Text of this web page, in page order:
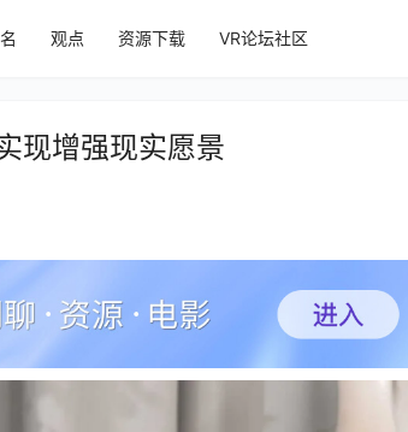
观点 资源下载 VR论坛社区
现增强现实愿景